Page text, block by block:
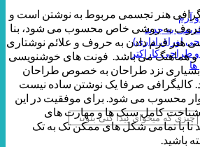
آرم
به جدید
اوراق اداری)
طراحی کاراکتر
هنر تجسمی مربوط به نوشتن است و
حروف به روشی خاص محسوب می شود، بنا
هنر فرم دادن به حروف و علائم نوشتاری
و هماهنگ می باشد. فونت های خوشنویسی
بسیاری نزد طراحان به خصوص طراحان
کالیگرافی صرفا یک نوشتن ساده نیست
محسوب می شود. برای موفقیت در این
شناخت کامل سبک ها و مهارت های
تا با تمامی شکل های ممکن تک به تک
باشید.